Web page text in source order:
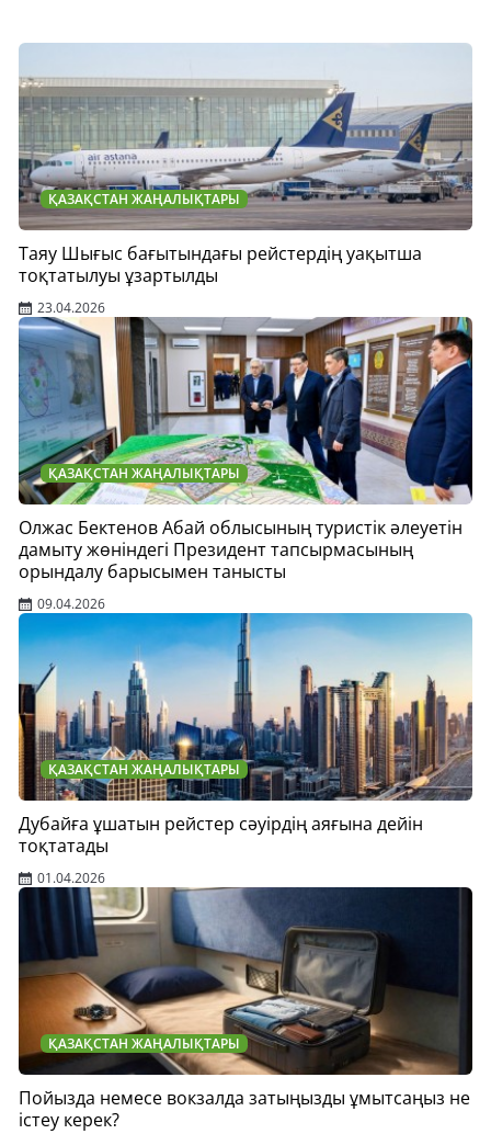
ҚАЗАҚСТАН ЖАҢАЛЫҚТАРЫ
Таяу Шығыс бағытындағы рейстердің уақытша
тоқтатылуы ұзартылды
23.04.2026
ҚАЗАҚСТАН ЖАҢАЛЫҚТАРЫ
Олжас Бектенов Абай облысының туристік әлеуетін
дамыту жөніндегі Президент тапсырмасының
орындалу барысымен танысты
09.04.2026
ҚАЗАҚСТАН ЖАҢАЛЫҚТАРЫ
Дубайға ұшатын рейстер сәуірдің аяғына дейін
тоқтатады
01.04.2026
ҚАЗАҚСТАН ЖАҢАЛЫҚТАРЫ
Пойызда немесе вокзалда затыңызды ұмытсаңыз не
істеу керек?